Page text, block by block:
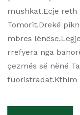
mushkat.Ecje reth
Tomorit.Drekë
mbres
rrefyera nga
çezmës së nënë
fuoristradat.Kthim